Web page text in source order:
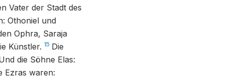
Vater der Stadt des
Othoniel und
Ophra, Saraja
Künstler. 15 Die
die Söhne Elas:
Ezras waren: